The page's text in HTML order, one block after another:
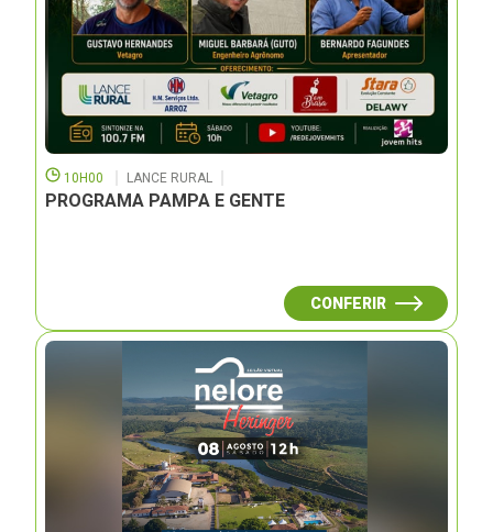
10H00 LANCE RURAL
PROGRAMA PAMPA E GENTE
CONFERIR